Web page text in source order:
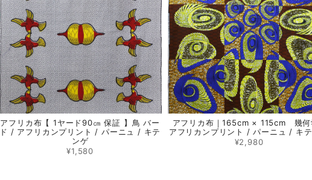
アフリカ布【 1ヤード90㎝ 保証 】鳥 バー
ド / アフリカンプリント / パーニュ / キテ
ンゲ
¥1,580
アフリカ布｜165cm × 115cm 幾
アフリカンプリント / パーニュ / キ
¥2,980